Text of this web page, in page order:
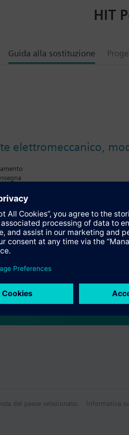
Guida alla sostituzione
HIT
elettromeccanico,
del paese selezionato. Informativa